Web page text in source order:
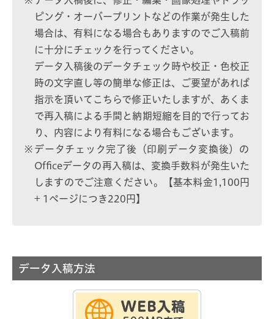
ピング・オーバープリントなどの作業が発生した
場合は、有料になる場合もありますのでご入稿前
に十分にチェックを行ってください。
データ入稿後のデータチェック時や校正・色校正
時の文字直し等の簡単な修正は、ご要望があれば
指示を頂いてこちらで修正いたしますが、あくま
で再入稿による手間と納期短縮を目的で行ってお
り、内容により有料になる場合もございます。
データチェック完了後（印刷データ変換後）の
Officeデータの再入稿は、変換手数料が発生いた
しますのでご注意ください。【基本料金1,100円
+ 1ページにつき220円】
データ入稿方法